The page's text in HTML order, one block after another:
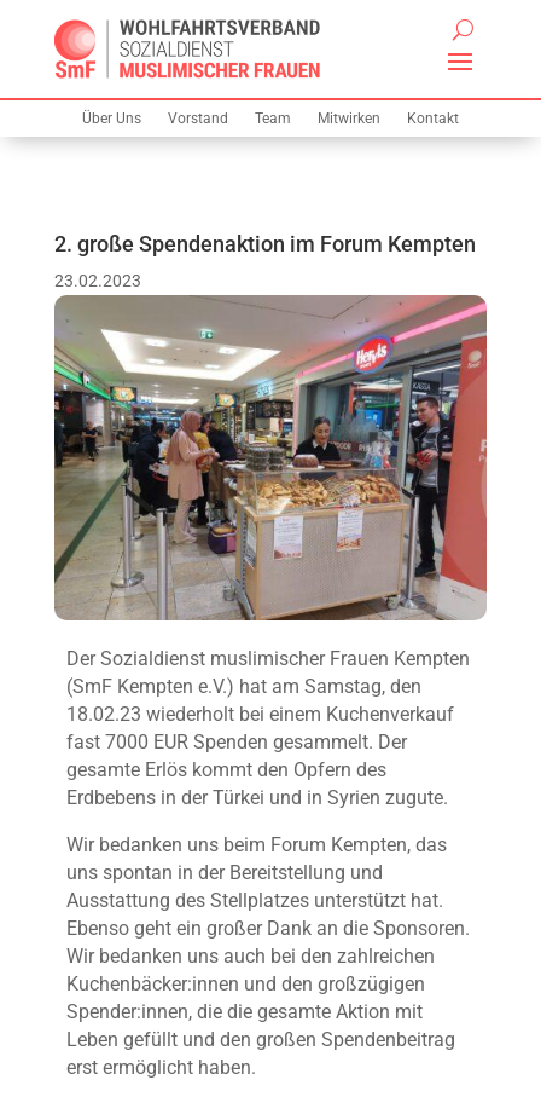
Über Uns Vorstand Team Mitwirken Kontakt
2. große Spendenaktion im Forum Kempten
23.02.2023
Der Sozialdienst muslimischer Frauen Kempten
(SmF Kempten e.V.) hat am Samstag, den
18.02.23 wiederholt bei einem Kuchenverkauf
fast 7000 EUR Spenden gesammelt. Der
gesamte Erlös kommt den Opfern des
Erdbebens in der Türkei und in Syrien zugute.
Wir bedanken uns beim Forum Kempten, das
uns spontan in der Bereitstellung und
Ausstattung des Stellplatzes unterstützt hat.
Ebenso geht ein großer Dank an die Sponsoren.
Wir bedanken uns auch bei den zahlreichen
Kuchenbäcker:innen und den großzügigen
Spender:innen, die die gesamte Aktion mit
Leben gefüllt und den großen Spendenbeitrag
erst ermöglicht haben.